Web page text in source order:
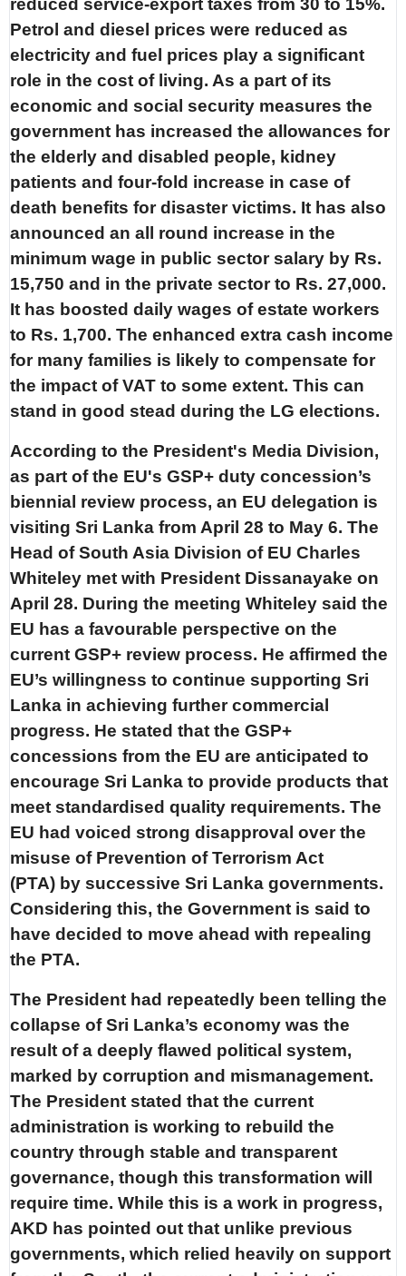
reduced service-export taxes from 30 to 15%.
Petrol and diesel prices were reduced as
electricity and fuel prices play a significant
role in the cost of living. As a part of its
economic and social security measures the
government has increased the allowances for
the elderly and disabled people, kidney
patients and four-fold increase in case of
death benefits for disaster victims. It has also
announced an all round increase in the
minimum wage in public sector salary by Rs.
15,750 and in the private sector to Rs. 27,000.
It has boosted daily wages of estate workers
to Rs. 1,700. The enhanced extra cash income
for many families is likely to compensate for
the impact of VAT to some extent. This can
stand in good stead during the LG elections.
According to the President's Media Division,
as part of the EU's GSP+ duty concession’s
biennial review process, an EU delegation is
visiting Sri Lanka from April 28 to May 6. The
Head of South Asia Division of EU Charles
Whiteley met with President Dissanayake on
April 28. During the meeting Whiteley said the
EU has a favourable perspective on the
current GSP+ review process. He affirmed the
EU’s willingness to continue supporting Sri
Lanka in achieving further commercial
progress. He stated that the GSP+
concessions from the EU are anticipated to
encourage Sri Lanka to provide products that
meet standardised quality requirements. The
EU had voiced strong disapproval over the
misuse of Prevention of Terrorism Act
(PTA) by successive Sri Lanka governments.
Considering this, the Government is said to
have decided to move ahead with repealing
the PTA.
The President had repeatedly been telling the
collapse of Sri Lanka’s economy was the
result of a deeply flawed political system,
marked by corruption and mismanagement.
The President stated that the current
administration is working to rebuild the
country through stable and transparent
governance, though this transformation will
require time. While this is a work in progress,
AKD has pointed out that unlike previous
governments, which relied heavily on support